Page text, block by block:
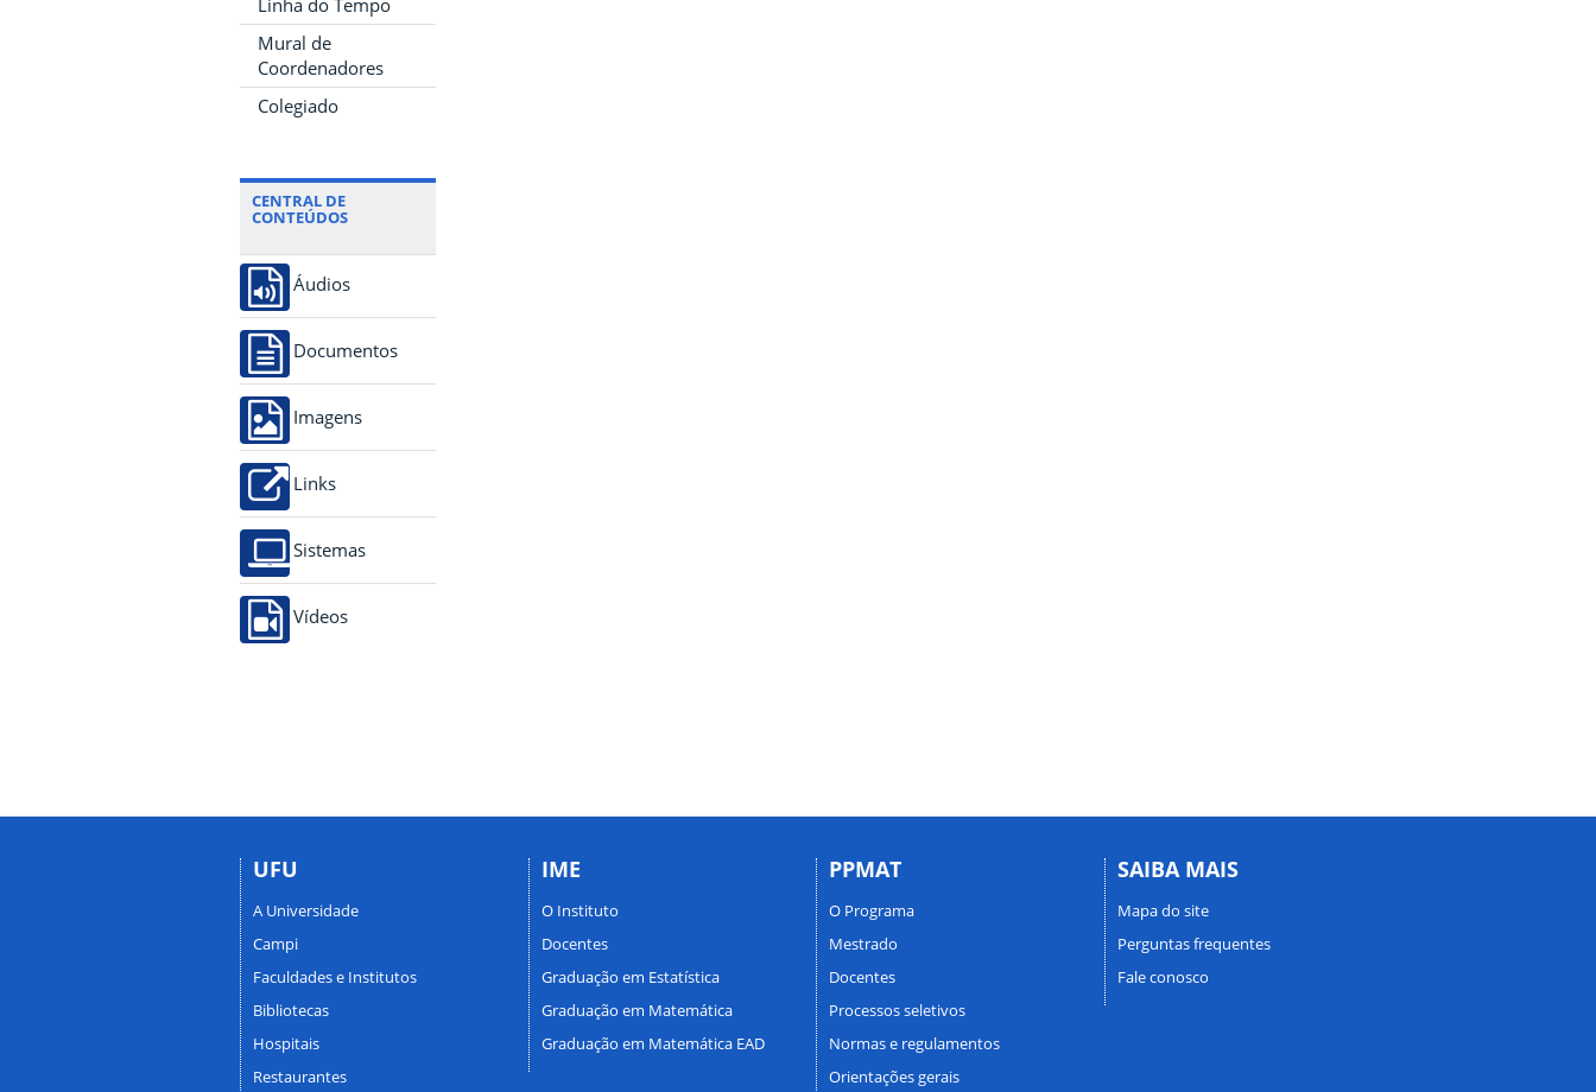
Linha do Tempo
Mural de
Coordenadores
Colegiado
CENTRAL DE
CONTEÚDOS
Áudios
Documentos
Imagens
Links
Sistemas
Vídeos
UFU
A Universidade
Campi
Faculdades e Institutos
Bibliotecas
Hospitais
Restaurantes
IME
O Instituto
Docentes
Graduação em Estatística
Graduação em Matemática
Graduação em Matemática EAD
PPMAT
O Programa
Mestrado
Docentes
Processos seletivos
Normas e regulamentos
Orientações gerais
SAIBA MAIS
Mapa do site
Perguntas frequentes
Fale conosco